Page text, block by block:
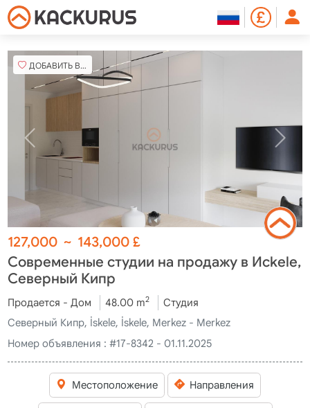
ДОБАВИТЬ В ИЗБРАННОЕ
127,000 ~ 143,000£
Современные студии на продажу в Исkele,
Северный Кипр
Продается - Дом 48.00 m2
Студия
Северный Кипр, İskele, İskele, Merkez - Merkez
Номер объявления : #17-8342 - 01.11.2025
Местоположение Направления